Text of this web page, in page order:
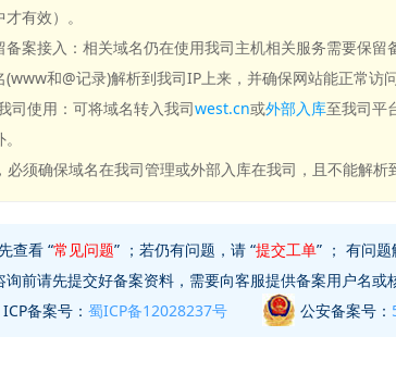
有效）。
案接入：相关域名仍在使用我司主机相关服务需要保
和@记录)解析到我司IP上来，并确保网站能正常访问
司使用：可将域名转入我司west.cn或外部入库至我司平
须确保域名在我司管理或外部入库在我司，且不能解析
查看 “常见问题” ；若仍有问题，请 “提交工单” ； 有问
询前请先提交好备案资料，需要向客服提供备案用户名或
ICP备案号： 蜀ICP备12028237号 公安备案号：